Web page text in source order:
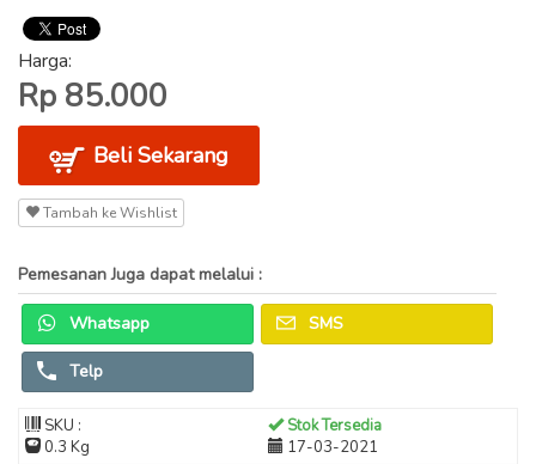
Harga:
Rp 85.000
Beli Sekarang
Tambah ke Wishlist
Pemesanan Juga dapat melalui :
Whatsapp SMS
Telp
SKU :
Stok Tersedia
0.3 Kg
17-03-2021